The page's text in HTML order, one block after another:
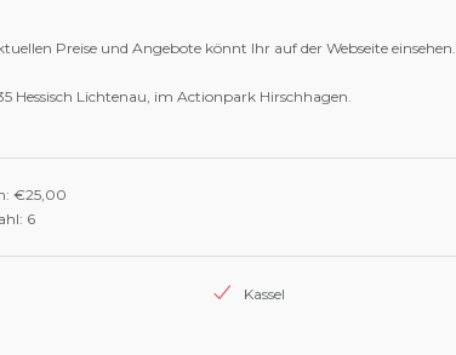
Preise und Angebote könnt Ihr auf der Webseite einsehen.
Hessisch Lichtenau, im Actionpark Hirschhagen.
€25,00
6
Kassel